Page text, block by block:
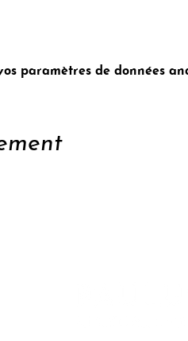
paramètres de données